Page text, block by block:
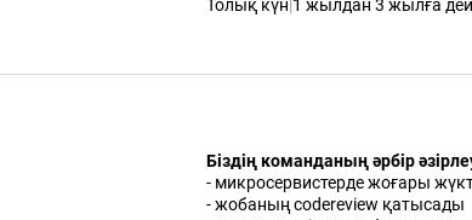
Толық күн|1 жылдан 3 жылға
Біздің команданың әрбір
- микросервистерде жоғары
- жобаның codereview қатысады